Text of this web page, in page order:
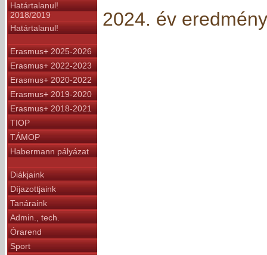
Határtalanul!
2018/2019
Határtalanul!
Erasmus+ 2025-2026
Erasmus+ 2022-2023
Erasmus+ 2020-2022
Erasmus+ 2019-2020
Erasmus+ 2018-2021
TIOP
TÁMOP
Habermann pályázat
Diákjaink
Díjazottjaink
Tanáraink
Admin., tech.
Órarend
Sport
2024. év